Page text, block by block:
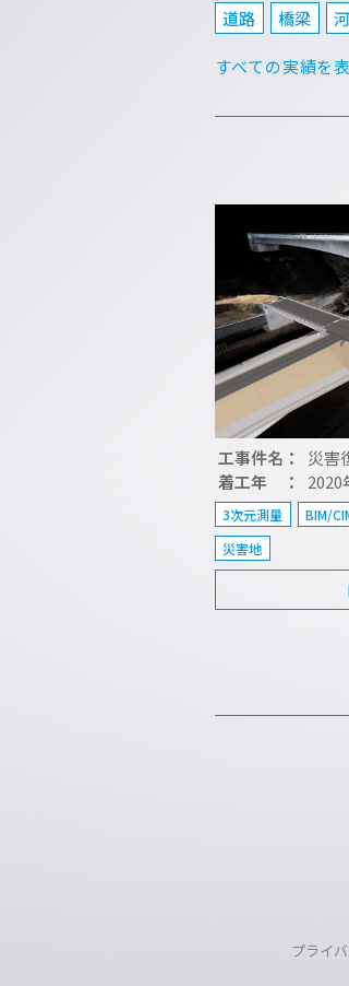
道路 橋梁
すべての実績を
工事件名：
災害
着工年 ：
2020
3次元測量 BIM/
災害地
プライ